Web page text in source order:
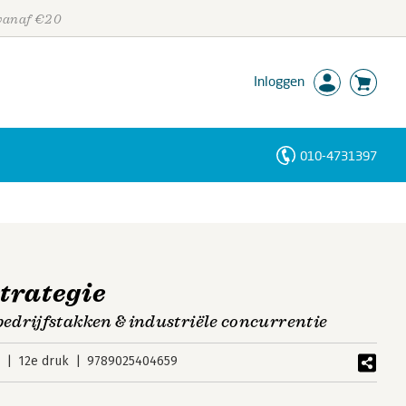
€20
Inloggen
010-4731397
& industriële concurrentie
12e druk 9789025404659
Personen